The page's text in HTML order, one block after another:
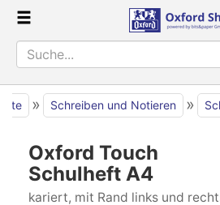
» Schreiben und Notieren »
Oxford Touch
Schulheft A4
kariert, mit Rand links und